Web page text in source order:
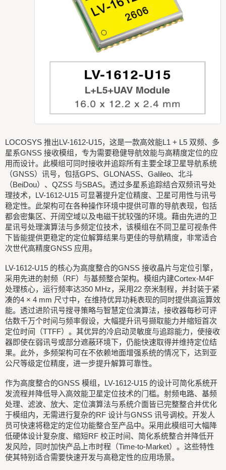
LOCOSYS 推出LV-1612-U15，这是一款高效能L1 + L5 双频、多
星系GNSS 接收模组，专为需要稳健导航效能与高精度定位的应
用而设计。此模组可同时接收并追踪所有主要全球卫星导航系统
（GNSS）讯号，包括GPS、GLONASS、Galileo、北斗
（BeiDou）、QZSS 与SBAS。透过多星系追踪结合双频讯号处
理技术，LV-1612-U15 可显著提升定位精度、卫星可用性与讯号
稳定性。此架构可在各种操作环境中提供可靠的导航表现，包括
都会密集区、开阔空域以及电磁干扰较强的环境。藉由先进的卫
星讯号处理演算法与多频定位技术，该模组在不同卫星可视条件
下皆能提供更稳定的定位解算结果与更佳的导航精度，非常适合
次世代高精度GNSS 应用。
LV-1612-U15 的核心为高度整合的GNSS 接收晶片与定位引擎，
采用先进的射频（RF）与基频整合架构。模组内建Cortex-M4F
处理核心，运行频率达350 MHz，采用22 奈米制程，并封装于紧
凑的4 × 4 mm 尺寸中，在维持优异功耗表现的同时提供高运算效
能。透过进阶讯号搜寻策略与智慧定位演算法，接收器每秒可评
估数千万个时间与频率假设，大幅提升讯号撷取能力并缩短首次
定位时间（TTFF）。其优异的冷启动灵敏度与追踪能力，使接收
器即使在弱讯号或部分遮蔽环境下，仍能快速取得并维持定位结
果。此外，多频架构可在不依赖地面增强系统的情况下，达到亚
公尺等级定位精度，进一步提升解算可靠性。
作为高度整合的GNSS 模组，LV-1612-U15 的设计可简化系统开
发流程并降低导入高效能卫星定位技术的门槛。射频电路、基频
处理、滤波、放大、定位演算法与系统介面皆已完整整合并优化
于模组内，无需进行复杂的RF 设计与GNSS 讯号调校。开发人
员可快速将稳定的定位功能整合至产品中。采用此模组可大幅降
低硬体设计复杂度、缩短RF 校正时间、简化系统整合并降低开
发风险，同时加快产品上市时程（Time-to-Market）。这些特性
使其特别适合需要快速开发与高稳定性的应用场景。